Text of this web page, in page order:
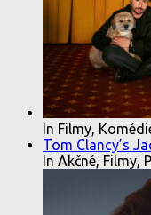
In Filmy,
Tom Clancy’s
In Akčné, Filmy,